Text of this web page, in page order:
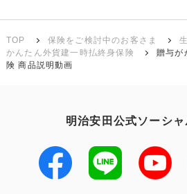
TOP 保険をご検討中のお客さま
かんたん外貨建一時払終身保険
贈与が
険 商品説明動画
明治安田公式ソーシ